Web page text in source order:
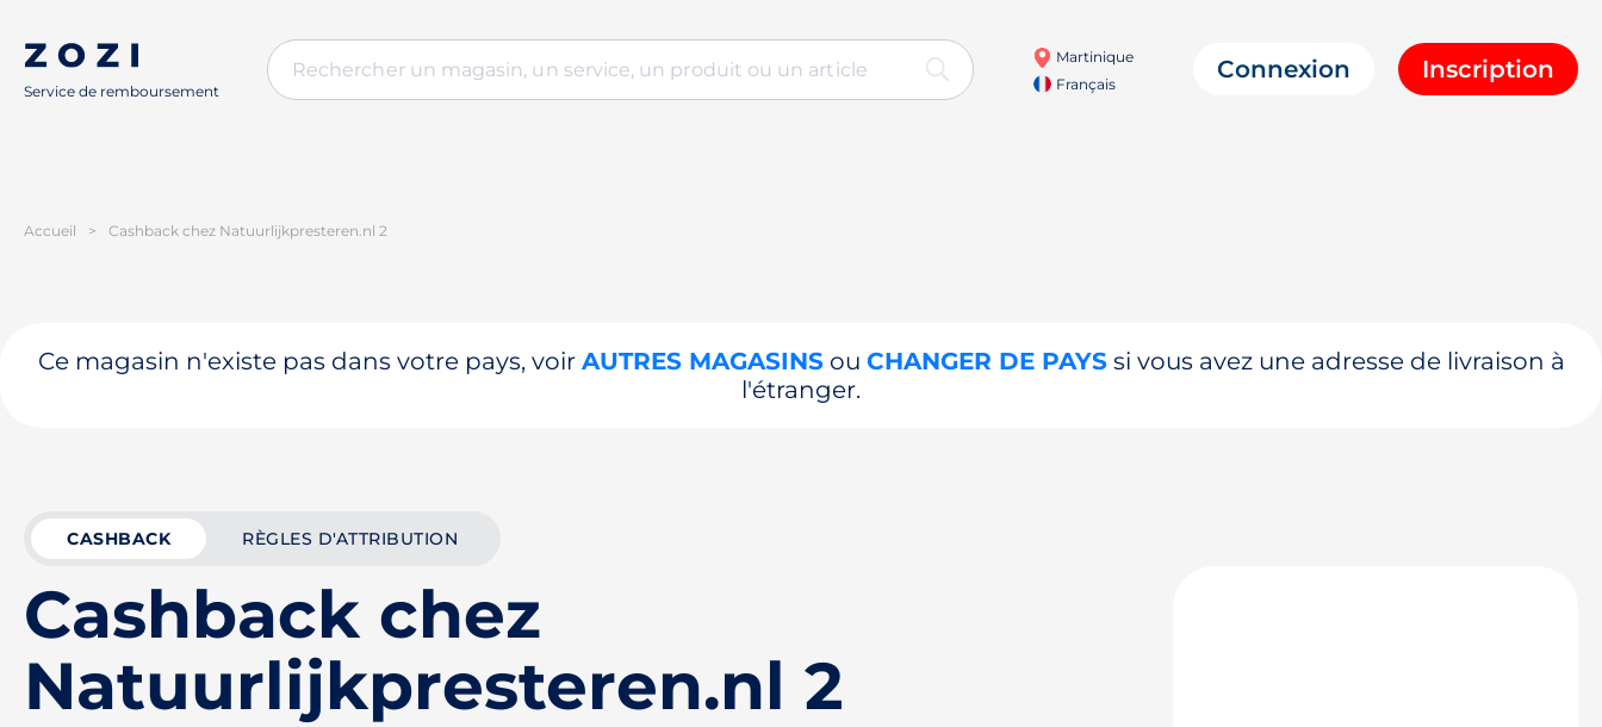
Service de remboursement
Martinique
Français
Connexion Inscription
Accueil > Cashback chez Natuurlijkpresteren.nl 2
Ce magasin n'existe pas dans votre pays, voir AUTRES MAGASINSou CHANGER DE PAYSsi vous avez une adresse de livraison à
l'étranger.
CASHBACK RÈGLES D'ATTRIBUTION
Cashback chez
Natuurlijkpresteren.nl 2